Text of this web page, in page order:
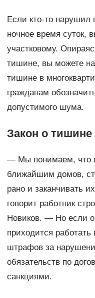
Если кто-то нарушил
ночное время суток,
участковому.
тишине, вы можете
тишине в
гражданам
допустимого шума.
Закон о тишине
— Мы понимаем, что
ближайшим домов,
рано и заканчивать
говорит работник
Новиков. — Но если
приходится
штрафов за
обязательств по
санкциями.